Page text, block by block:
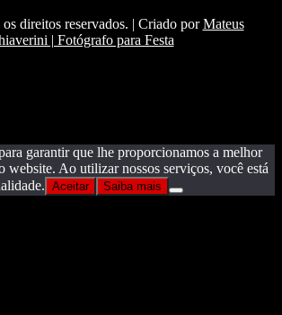
direitos reservados. | Criado porMateus
| Fotógrafo para Festa
garantir que lhe proporcionamos a melhor
website. Ao utilizar nossos serviços, você está
Aceitar Saiba mais